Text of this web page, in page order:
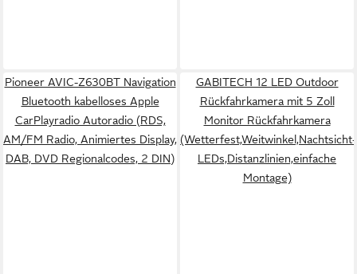
Pioneer AVIC-Z630BT Navigation
Bluetooth kabelloses Apple
CarPlayradio Autoradio (RDS,
AM/FM Radio, Animiertes Display,
DAB, DVD Regionalcodes, 2 DIN)
GABITECH 12 LED Outdoor
Rückfahrkamera mit 5 Zoll
Monitor Rückfahrkamera
(Wetterfest,Weitwinkel,Nachtsicht-
LEDs,Distanzlinien,einfache
Montage)